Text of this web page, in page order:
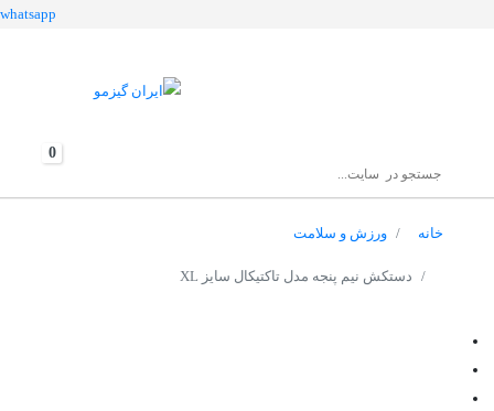
whatsapp
0
خانه ورزش و سلامت
دستکش نیم پنجه مدل تاکتیکال سایز XL